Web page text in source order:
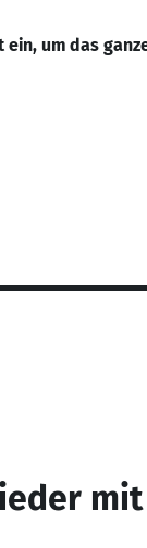
ein, um das